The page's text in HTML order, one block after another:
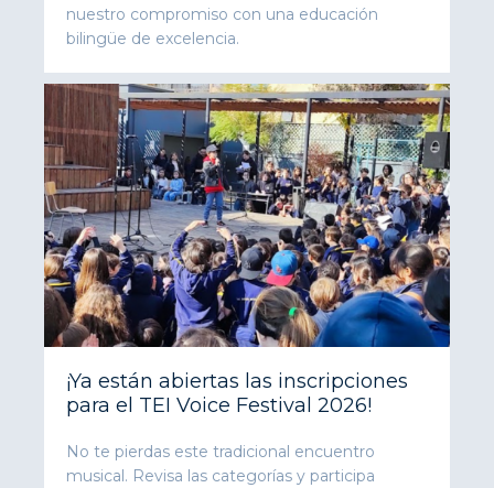
nuestro compromiso con una educación
bilingüe de excelencia.
¡Ya están abiertas las inscripciones
para el TEI Voice Festival 2026!
No te pierdas este tradicional encuentro
musical. Revisa las categorías y participa